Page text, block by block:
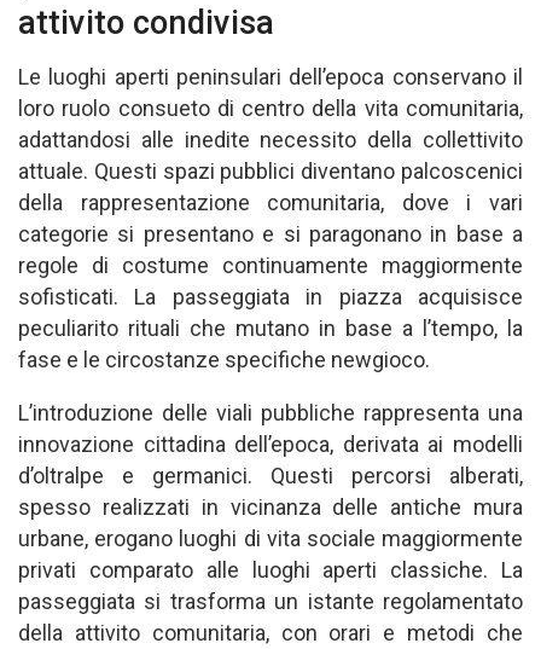
attivito condivisa
Le luoghi aperti peninsulari dell’epoca conservano il
loro ruolo consueto di centro della vita comunitaria,
adattandosi alle inedite necessito della collettivito
attuale. Questi spazi pubblici diventano palcoscenici
della rappresentazione comunitaria, dove i vari
categorie si presentano e si paragonano in base a
regole di costume continuamente maggiormente
sofisticati. La passeggiata in piazza acquisisce
peculiarito rituali che mutano in base a l’tempo, la
fase e le circostanze specifiche newgioco.
L’introduzione delle viali pubbliche rappresenta una
innovazione cittadina dell’epoca, derivata ai modelli
d’oltralpe e germanici. Questi percorsi alberati,
spesso realizzati in vicinanza delle antiche mura
urbane, erogano luoghi di vita sociale maggiormente
privati comparato alle luoghi aperti classiche. La
passeggiata si trasforma un istante regolamentato
della attivito comunitaria, con orari e metodi che